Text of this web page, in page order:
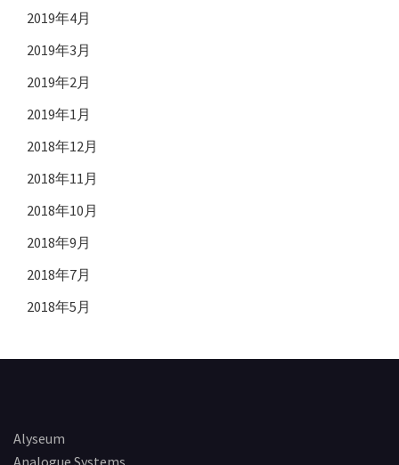
2019年4月
2019年3月
2019年2月
2019年1月
2018年12月
2018年11月
2018年10月
2018年9月
2018年7月
2018年5月
Alyseum